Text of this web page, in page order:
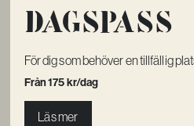
Dagspass
För dig som behöver en tillfällig
Från 175 kr/dag
Läs mer